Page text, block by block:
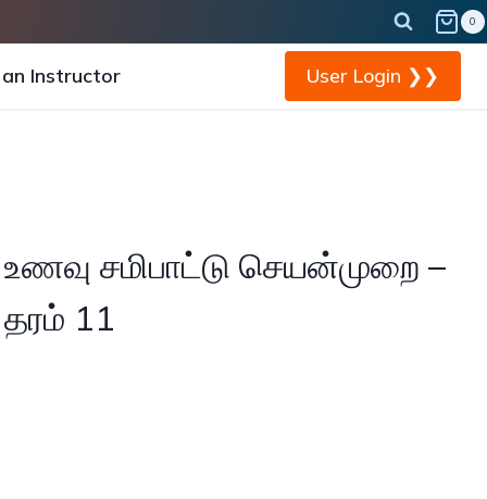
0
Instructor User Login ❯❯
சமிபாட்டு செயன்முறை –
11